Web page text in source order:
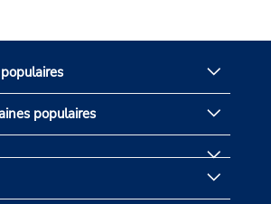
populaires